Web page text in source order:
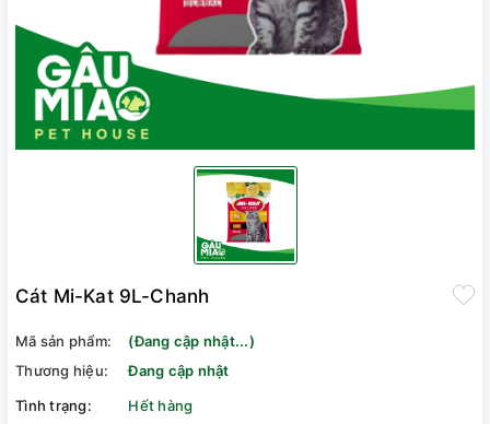
Cát Mi-Kat 9L-Chanh
Mã sản phẩm:
(Đang cập nhật...)
Thương hiệu:
Đang cập nhật
Tình trạng:
Hết hàng